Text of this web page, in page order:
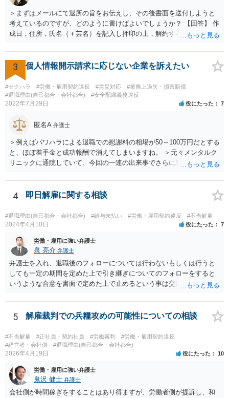
＞まずはメールにて退所の旨をお伝えし、その後書面を送付しようと
考えているのですが、どのように書けばよいでしょうか？ 【回答】 作
成日，住所，氏名（＋芸名）を記入し押印の上，解約する旨を伝える
ようなことはありますでしょうか？ 【回答】 特にないと思われます
が，仮に請求された場合はそれが「損害」に該当するのか検討するこ
とになります。 ＞また、事務所をやめる際、「退所後しばらく芸能活
動禁止」「活動するなら名前を変える」ことを事務所側から要求され
たという事例を聞いたことがあります。所属する際にいただいた契約
書にはそのようなことは書いていないのですが、仮にこれらを要求さ
がないのであれば，断ることができる可能性があります。 もし上記の
3 個人情報開示請求に応じない企業を訴えたい
#セクハラ #労働・雇用契約違反 #労災対応
#業務上過失・損害賠償
#退職理由(自己都合・会社都合)
#安全配慮義務違反
2022年7月29日 役にたった 7
匿名A 弁護士
＞例えばパワハラによる退職での慰謝料の相場が50～100万円だとする
と、ほぼ着手金と成功報酬で消えてしまいますね。 ＞元々メンタルク
リニックに通院していて、今回の一連の出来事でさらに悪化した事実
万が一、慰謝料請求が認められるにしても金額としては微々たるもの
かと思いますが、依頼する弁護士に詳細を説明したうえで指示を仰い
4 即日解雇に関する相談
#退職理由(自己都合・会社都合) #給与未払い #労働・雇用契約違反 #不当解雇
2024年4月10日 役にたった 7
労働・雇用に強い弁護士
泉 亮介 弁護士
弁護士を入れ、退職後のフォローについては行わないもしくは行うと
しても一定の期間を定めた上で引き継ぎについてのフォローをすると
いうような合意を書面で定めた上で止めるという事は交渉次第で可能
弁護士とすることができるため、会社からの連絡を止めることもでき
るかと思われます。 精神的に会社側と対応するのが苦痛であるという
ても良いでしょう。
5 解雇裁判での兵糧攻めの可能性についての相談
#不当解雇 #正社員・契約社員 #労働審判
#労働・雇用契約違反
#経営者・会社側
#退職理由(自己都合・会社都合)
2026年4月19日 役にたった 10
労働・雇用に強い弁護士
鬼沢 健士 弁護士
会社側が時間稼ぎをすることはあり得ますが、労働者側が提訴し、和